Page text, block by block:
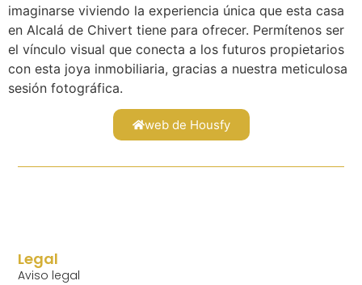
imaginarse viviendo la experiencia única que esta casa
en Alcalá de Chivert tiene para ofrecer. Permítenos ser
el vínculo visual que conecta a los futuros propietarios
con esta joya inmobiliaria, gracias a nuestra meticulosa
sesión fotográfica.
web de Housfy
Legal
Aviso legal